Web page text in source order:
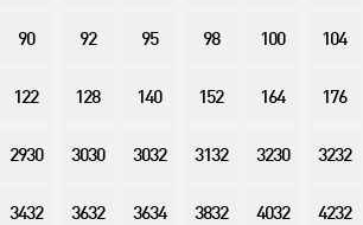
90 92 95 98 100 104
122 128 140 152 164 176
2930 3030 3032 3132 3230 3232
3432 3632 3634 3832 4032 4232